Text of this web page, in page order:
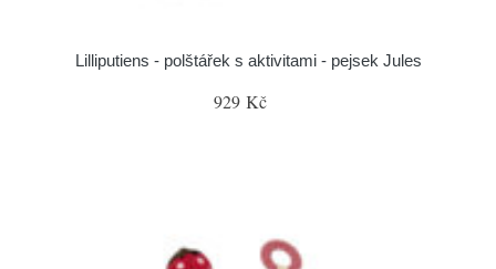
Lilliputiens - polštářek s aktivitami - pejsek Jules
929 Kč